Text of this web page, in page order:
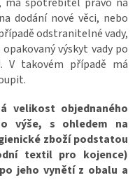
dodání nové věci, nebo
odstranitelné vady,
výskyt vady po
V takovém případě má
velikost objednaného
výše, s ohledem na
zboží podstatou
textil pro kojence)
jeho vynětí z obalu a